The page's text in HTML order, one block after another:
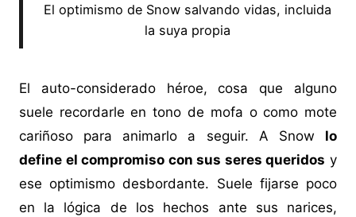
El optimismo de Snow salvando vidas, incluida
la suya propia
El auto-considerado héroe, cosa que alguno
suele recordarle en tono de mofa o como mote
cariñoso para animarlo a seguir. A Snow lo
define el compromiso con sus seres queridos y
ese optimismo desbordante. Suele fijarse poco
en la lógica de los hechos ante sus narices,